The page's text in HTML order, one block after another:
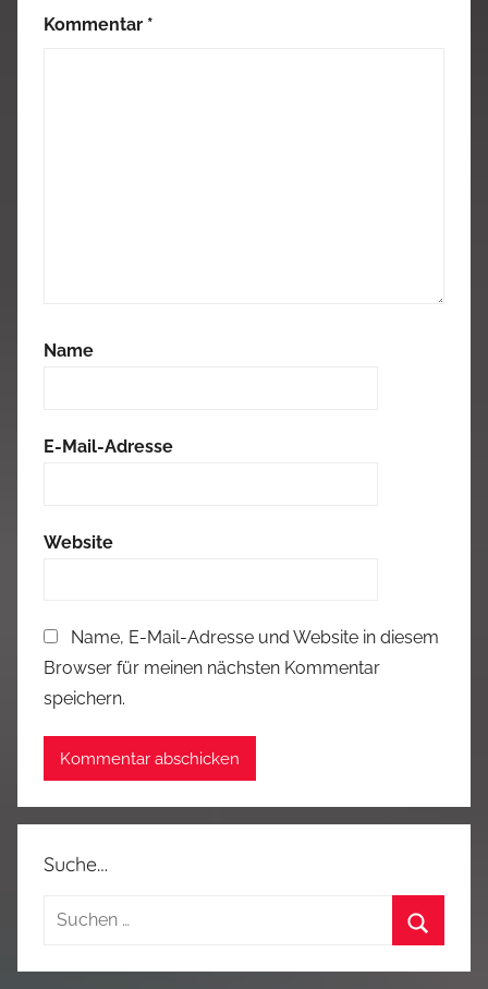
Kommentar *
Name
E-Mail-Adresse
Website
Name, E-Mail-Adresse und Website in diesem
Browser für meinen nächsten Kommentar
speichern.
Suche…
Suchen